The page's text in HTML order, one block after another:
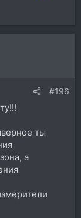
#196
ты
а